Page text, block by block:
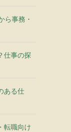
ら事務・
仕事の探
ある仕
転職向け